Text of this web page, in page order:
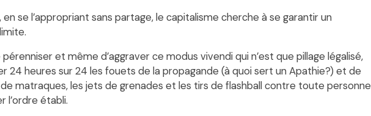
en se l’appropriant sans partage, le capitalisme cherche à se garantir un
et même d’aggraver ce modus vivendi qui n’est que pillage légalisé,
24 heures sur 24 les fouets de la propagande (à quoi sert un Apathie?) et de
matraques, les jets de grenades et les tirs de flashball contre toute personne
établi.